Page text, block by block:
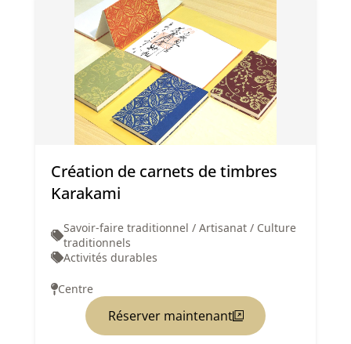
Création de carnets de timbres
Karakami
Savoir-faire traditionnel / Artisanat / Culture
traditionnels
Activités durables
Centre
Réserver maintenant